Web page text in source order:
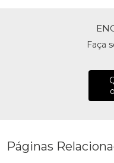
Faça
Páginas